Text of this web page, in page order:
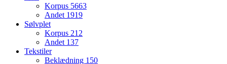
Korpus 5663
Andet 1919
Sølvplet
Korpus 212
Andet 137
Tekstiler
Beklædning 150